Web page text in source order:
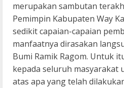
merupakan sambutan
Pemimpin Kabupaten Way
sedikit capaian-capaian
manfaatnya dirasakan
Bumi Ramik Ragom. Untuk
kepada seluruh masyarakat
atas apa yang telah